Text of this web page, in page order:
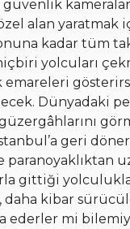
alan yaratmak
kadar tüm
yolcuları
Dünyadaki
geri
gittiği
kibar
ederler mi